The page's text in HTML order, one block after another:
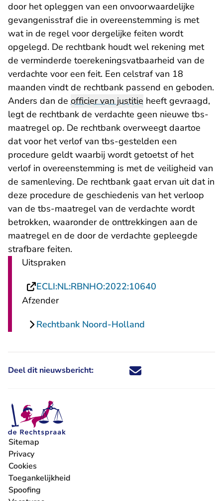
door het opleggen van een onvoorwaardelijke
gevangenisstraf die in overeenstemming is met
wat in de regel voor dergelijke feiten wordt
opgelegd. De rechtbank houdt wel rekening met
de verminderde toerekeningsvatbaarheid van de
verdachte voor een feit. Een celstraf van 18
maanden vindt de rechtbank passend en geboden.
Anders dan de officier van justitie heeft gevraagd,
legt de rechtbank de verdachte geen nieuwe tbs-
maatregel op. De rechtbank overweegt daartoe
dat voor het verlof van tbs-gestelden een
procedure geldt waarbij wordt getoetst of het
verlof in overeenstemming is met de veiligheid van
de samenleving. De rechtbank gaat ervan uit dat in
deze procedure de geschiedenis van het verloop
van de tbs-maatregel van de verdachte wordt
betrokken, waaronder de onttrekkingen aan de
maatregel en de door de verdachte gepleegde
strafbare feiten.
Uitspraken
ECLI:NL:RBNHO:2022:10640
Afzender
Rechtbank Noord-Holland
Deel dit nieuwsbericht: Deel dit nieuwsbericht via X -
Deel dit nieuwsbericht via
Deel dit nieuwsbericht
Deel dit
Sitemap
Privacy
Cookies
Toegankelijkheid
Spoofing